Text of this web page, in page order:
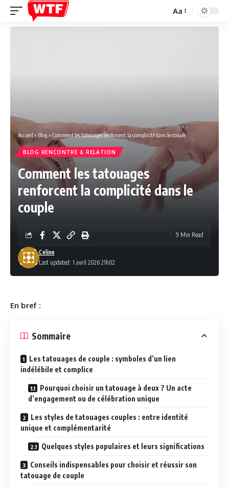
Font
Resizer
Aa
Accueil» Blog » Comment les tatouages renforcent la complicité dans le couple
BLOG RENCONTRE & RELATION
Comment les tatouages
renforcent la complicité dans le
couple
Last updated: 1 avril 2026 21h02
Celine
9 Min Read
En bref :
Sommaire
Les tatouages de couple : symboles d’un lien
indélébile et complice
Pourquoi choisir un tatouage à deux ? Un acte
d’engagement ou de célébration unique
Les styles de tatouages couples : entre identité
unique et complémentarité
Quelques styles populaires et leurs significations
Conseils indispensables pour choisir et réussir son
tatouage de couple